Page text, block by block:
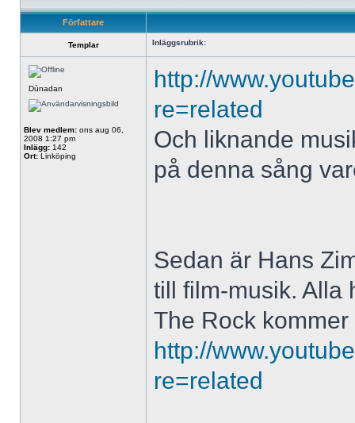
Författare
Templar Inläggsrubrik:
Dúnadan
Blev medlem: ons aug 06,
2008 1:27 pm
Inlägg: 142
Ort: Linköping
http://
re=related
Och liknande
på denna sång
Sedan är Hans
till film-musik. Alla
The Rock
http://
re=related